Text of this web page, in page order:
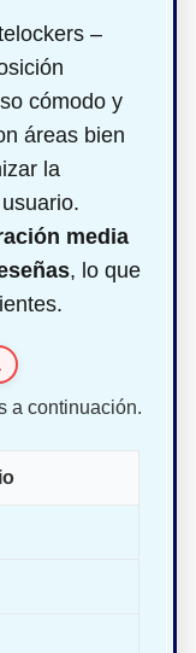
–
cómodo y
áreas bien
la
media
, lo que
a continuación.